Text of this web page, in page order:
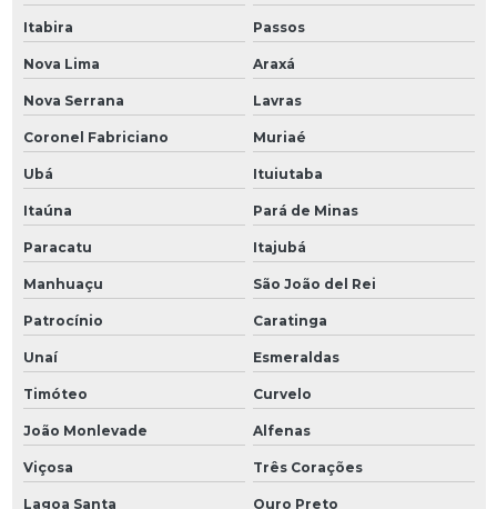
Itabira Passos
Nova Lima Araxá
Nova Serrana Lavras
Coronel Fabriciano Muriaé
Ubá Ituiutaba
Itaúna Pará de Minas
Paracatu Itajubá
Manhuaçu São João del Rei
Patrocínio Caratinga
Unaí Esmeraldas
Timóteo Curvelo
João Monlevade Alfenas
Viçosa Três Corações
Lagoa Santa Ouro Preto